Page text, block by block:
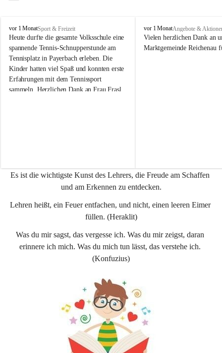
V
o
l
k
s
s
c
h
e
n
vor 1 MonatSport & Freizeit
Heute durfte die gesamte Volksschule eine
spannende Tennis-Schnupperstunde am
Tennisplatz in Payerbach erleben. Die
Kinder hatten viel Spaß und konnten erste
Erfahrungen mit dem Tennissport
sammeln. Herzlichen Dank an Frau Frasl
V
o
l
e
n
a
vor 1 MonatAngebote &
Vielen herzlichen Dank an
Marktgemeinde Reichenau
Es ist die wichtigste Kunst des Lehrers, die Freude am Schaffen
und am Erkennen zu entdecken.
Lehren heißt, ein Feuer entfachen, und nicht, einen leeren Eimer
füllen. (Heraklit)
Was du mir sagst, das vergesse ich. Was du mir zeigst, daran
erinnere ich mich. Was du mich tun lässt, das verstehe ich.
(Konfuzius)